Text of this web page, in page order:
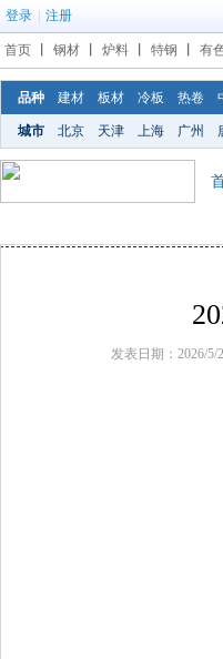
登录 注册
首页 钢材 炉料 特钢 有
品种 建材 板材 冷板 热卷
城市 北京 天津 上海 广州
发表日期：2026/5/